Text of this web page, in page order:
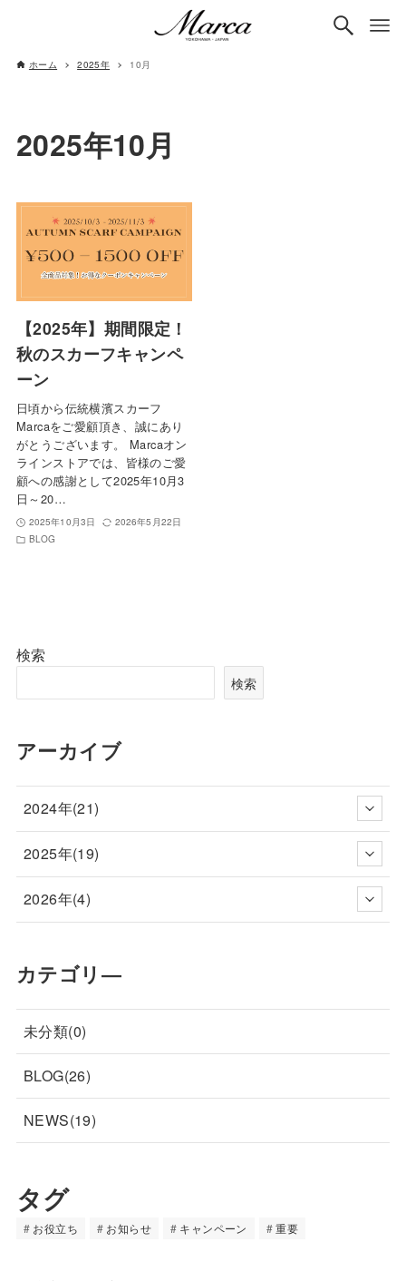
ホーム 2025年 10月
2025年10月
【2025年】期間限定！
秋のスカーフキャンペ
ーン
日頃から伝統横濱スカーフ
Marcaをご愛顧頂き、誠にあり
がとうございます。 Marcaオン
ラインストアでは、皆様のご愛
顧への感謝として2025年10月3
日～20…
2025年10月3日
2026年5月22日
BLOG
検索
検索
アーカイブ
2024年(21)
2025年(19)
2026年(4)
カテゴリ―
未分類(0)
BLOG(26)
NEWS(19)
タグ
お役立ち お知らせ キャンペーン 重要